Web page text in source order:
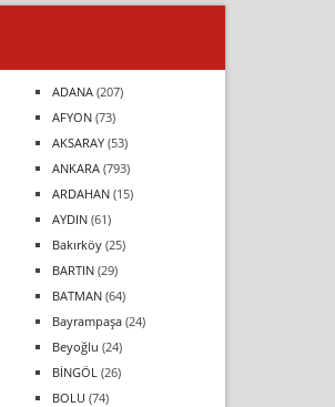
ADANA(207)
AFYON(73)
AKSARAY(53)
ANKARA(793)
ARDAHAN(15)
AYDIN(61)
Bakırköy(25)
BARTIN(29)
BATMAN(64)
Bayrampaşa(24)
Beyoğlu (24)
BİNGÖL (26)
BOLU (74)